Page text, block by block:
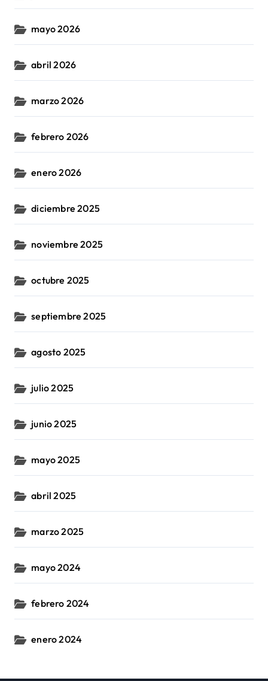
mayo 2026
abril 2026
marzo 2026
febrero 2026
enero 2026
diciembre 2025
noviembre 2025
octubre 2025
septiembre 2025
agosto 2025
julio 2025
junio 2025
mayo 2025
abril 2025
marzo 2025
mayo 2024
febrero 2024
enero 2024